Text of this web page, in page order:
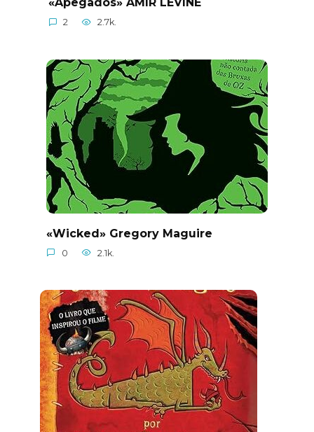
2 2.7k.
«Wicked» Gregory Maguire
0 2.1k.